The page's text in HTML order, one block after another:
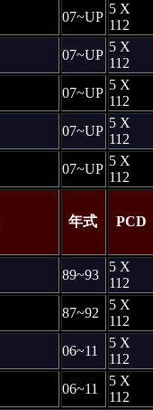
07~UP
5 X
112
07~UP
5 X
112
07~UP
5 X
112
07~UP
5 X
112
07~UP
5 X
112
年式 PCD
89~93
5 X
112
87~92
5 X
112
06~11
5 X
112
06~11
5 X
112